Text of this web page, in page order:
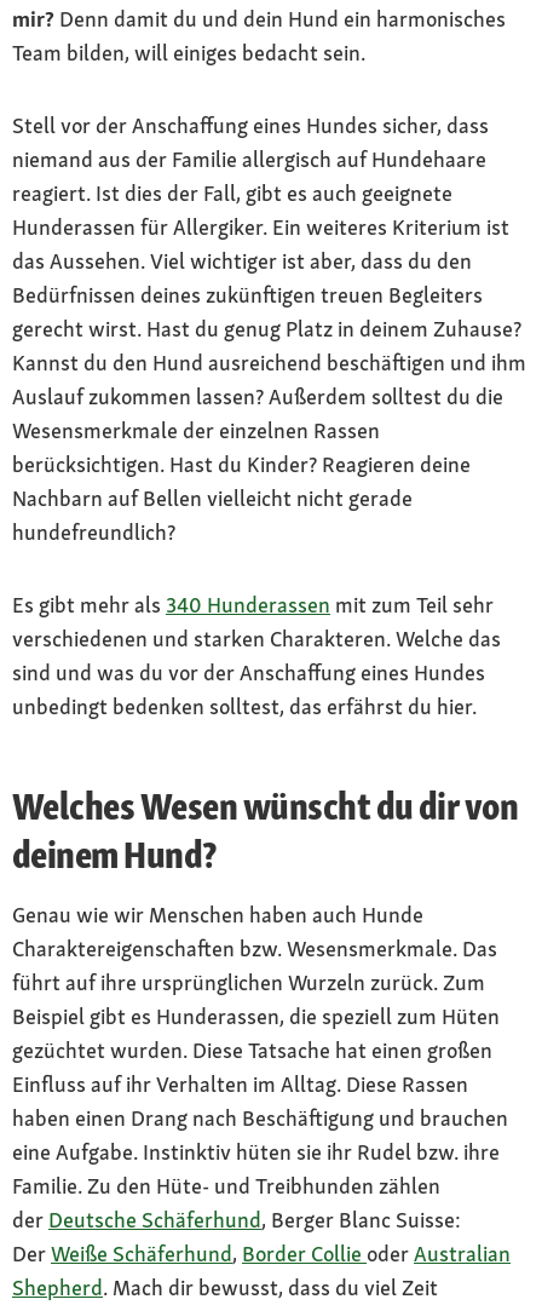
mir? Denn damit du und dein Hund ein harmonisches
Team bilden, will einiges bedacht sein.
Stell vor der Anschaffung eines Hundes sicher, dass
niemand aus der Familie allergisch auf Hundehaare
reagiert. Ist dies der Fall, gibt es auch geeignete
Hunderassen für Allergiker. Ein weiteres Kriterium ist
das Aussehen. Viel wichtiger ist aber, dass du den
Bedürfnissen deines zukünftigen treuen Begleiters
gerecht wirst. Hast du genug Platz in deinem Zuhause?
Kannst du den Hund ausreichend beschäftigen und ihm
Auslauf zukommen lassen? Außerdem solltest du die
Wesensmerkmale der einzelnen Rassen
berücksichtigen. Hast du Kinder? Reagieren deine
Nachbarn auf Bellen vielleicht nicht gerade
hundefreundlich?
Es gibt mehr als 340 Hunderassen mit zum Teil sehr
verschiedenen und starken Charakteren. Welche das
sind und was du vor der Anschaffung eines Hundes
unbedingt bedenken solltest, das erfährst du hier.
Welches Wesen wünscht du dir von
deinem Hund?
Genau wie wir Menschen haben auch Hunde
Charaktereigenschaften bzw. Wesensmerkmale. Das
führt auf ihre ursprünglichen Wurzeln zurück. Zum
Beispiel gibt es Hunderassen, die speziell zum Hüten
gezüchtet wurden. Diese Tatsache hat einen großen
Einfluss auf ihr Verhalten im Alltag. Diese Rassen
haben einen Drang nach Beschäftigung und brauchen
eine Aufgabe. Instinktiv hüten sie ihr Rudel bzw. ihre
Familie. Zu den Hüte- und Treibhunden zählen
der Deutsche Schäferhund, Berger Blanc Suisse:
DerWeiße Schäferhund, Border Collie oderAustralian
Shepherd. Mach dir bewusst, dass du viel Zeit